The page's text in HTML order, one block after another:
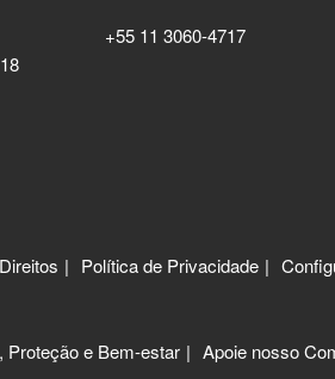
+55 11 3060-4717
Política de Privacidade
Proteção e Bem-estar Apoie nosso